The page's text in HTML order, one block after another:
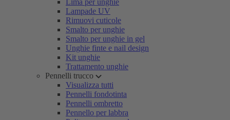
Lima per unghie
Lampade UV
Rimuovi cuticole
Smalto per unghie
Smalto per unghie in gel
Unghie finte e nail design
Kit unghie
Trattamento unghie
Pennelli trucco
Visualizza tutti
Pennelli fondotinta
Pennelli ombretto
Pennello per labbra